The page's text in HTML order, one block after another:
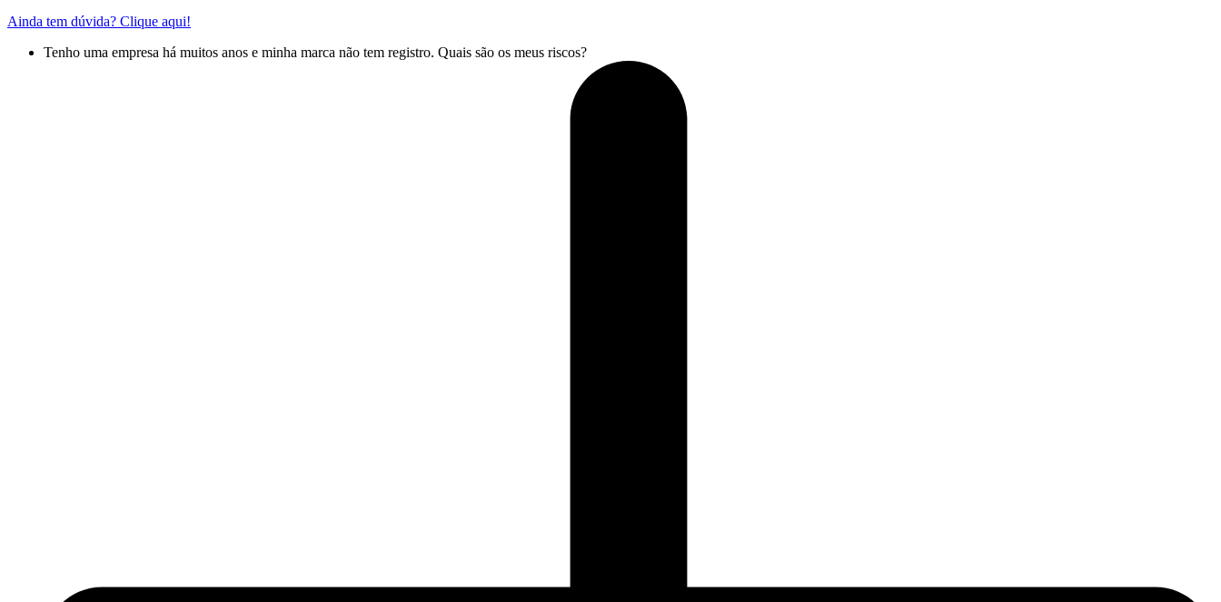
Ainda tem dúvida? Clique aqui!
Tenho uma empresa há muitos anos e minha marca não tem registro. Quais são os meus riscos?